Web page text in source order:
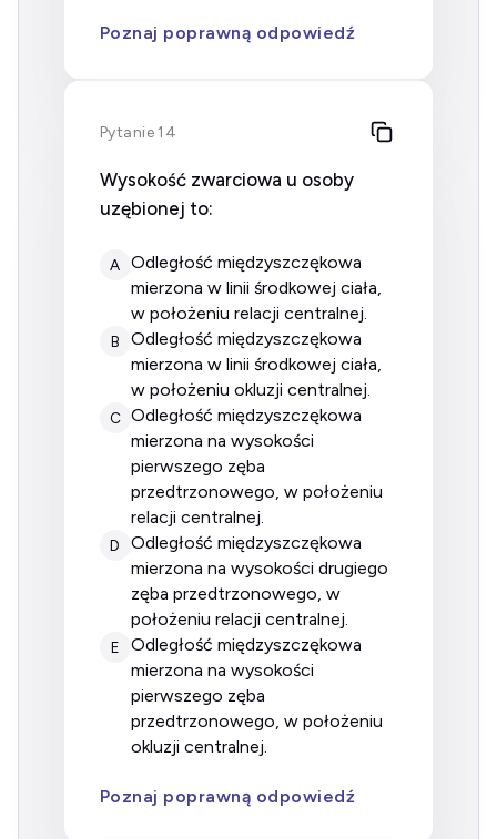
Poznaj poprawną odpowiedź
Pytanie 14
Wysokość zwarciowa u osoby
uzębionej to:
A
odległość międzyszczękowa
mierzona w linii środkowej ciała,
w położeniu relacji centralnej.
B
odległość międzyszczękowa
mierzona w linii środkowej ciała,
w położeniu okluzji centralnej.
C odległość międzyszczękowa
mierzona na wysokości
pierwszego zęba
przedtrzonowego, w położeniu
relacji centralnej.
D
odległość międzyszczękowa
mierzona na wysokości drugiego
zęba przedtrzonowego, w
położeniu relacji centralnej.
E
odległość międzyszczękowa
mierzona na wysokości
pierwszego zęba
przedtrzonowego, w położeniu
okluzji centralnej.
Poznaj poprawną odpowiedź